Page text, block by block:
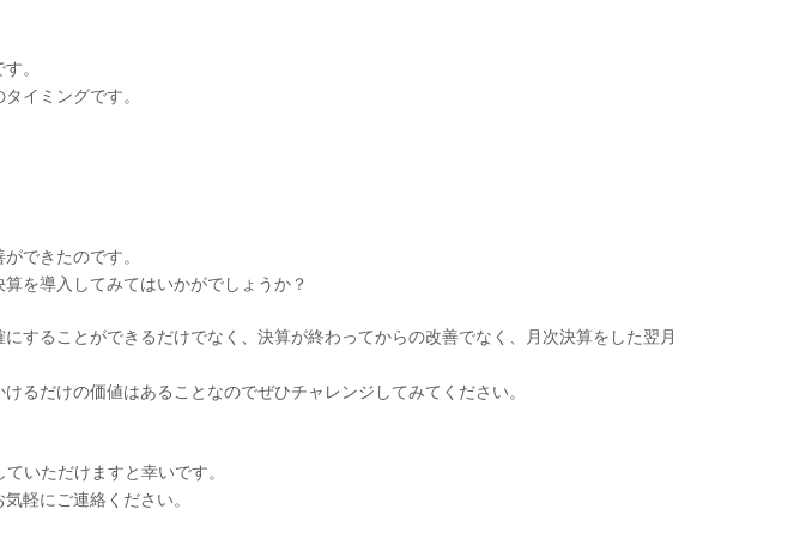
。
イミングです。
できたのです。
を導入してみてはいかがでしょうか？
することができるだけでなく、決算が終わってからの改善でなく、月次決算をした翌月
るだけの価値はあることなのでぜひチャレンジしてみてください。
いただけますと幸いです。
軽にご連絡ください。